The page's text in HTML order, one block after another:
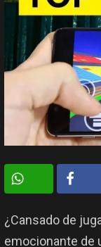
¿Cansado de
emocionante de